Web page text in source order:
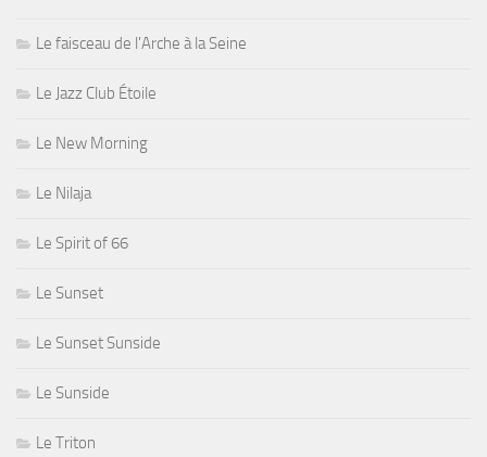
Le faisceau de l'Arche à la Seine
Le Jazz Club Étoile
Le New Morning
Le Nilaja
Le Spirit of 66
Le Sunset
Le Sunset Sunside
Le Sunside
Le Triton